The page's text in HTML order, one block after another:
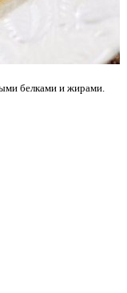
белками и жирами.